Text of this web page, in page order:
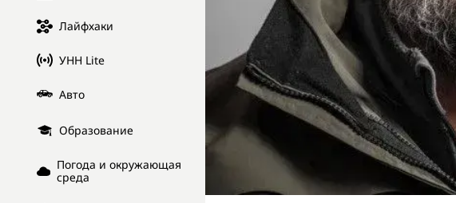
Лайфхаки
УНН Lite
Авто
Образование
Погода и окружающая
среда